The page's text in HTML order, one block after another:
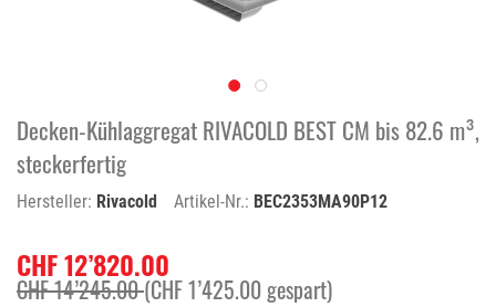
Decken-Kühlaggregat RIVACOLD BEST CM bis 82.6 m³,
steckerfertig
Hersteller: Rivacold Artikel-Nr.: BEC2353MA90P12
CHF 12’820.00
CHF 14’245.00(CHF 1’425.00 gespart)